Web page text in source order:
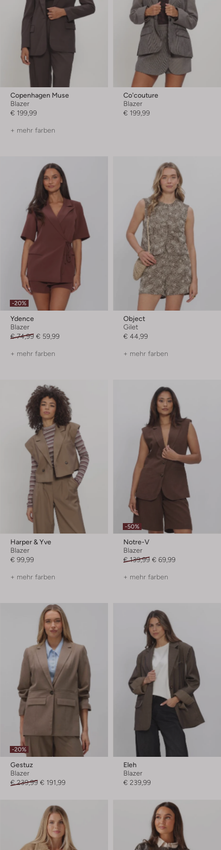
Copenhagen Muse
Blazer
€ 199,99
+ mehr farben
Co'couture
Blazer
€ 199,99
-20%
Ydence
Blazer
€ 74,99 € 59,99
+ mehr farben
Object
Gilet
€ 44,99
+ mehr farben
Harper & Yve
Blazer
€ 99,99
+ mehr farben
-50%
Notre-V
Blazer
€ 139,99 € 69,99
+ mehr farben
-20%
Gestuz
Blazer
€ 239,99 € 191,99
Eleh
Blazer
€ 239,99